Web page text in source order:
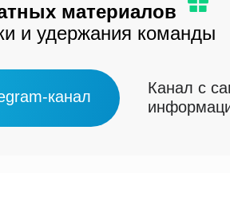
материалов
и удержания команды
канал
Канал с